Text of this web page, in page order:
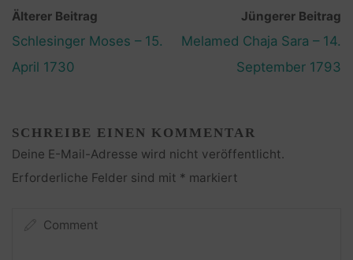
Älterer Beitrag
Schlesinger Moses – 15.
April 1730
Jüngerer Beitrag
Melamed Chaja Sara – 14.
September 1793
SCHREIBE EINEN KOMMENTAR
Deine E-Mail-Adresse wird nicht veröffentlicht.
Erforderliche Felder sind mit * markiert